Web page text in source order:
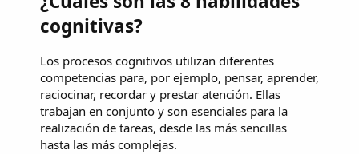
cognitivas?
Los procesos cognitivos utilizan diferentes
competencias para, por ejemplo, pensar, aprender,
raciocinar, recordar y prestar atención. Ellas
trabajan en conjunto y son esenciales para la
realización de tareas, desde las más sencillas
hasta las más complejas.